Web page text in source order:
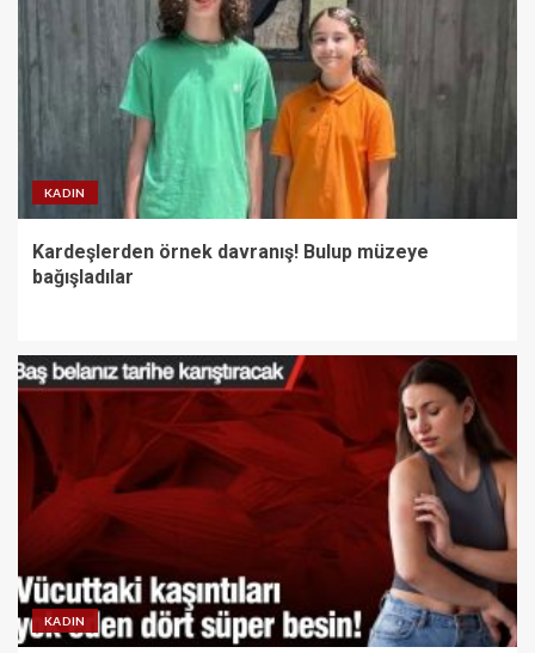
KADIN
Kardeşlerden örnek davranış! Bulup müzeye
bağışladılar
KADIN